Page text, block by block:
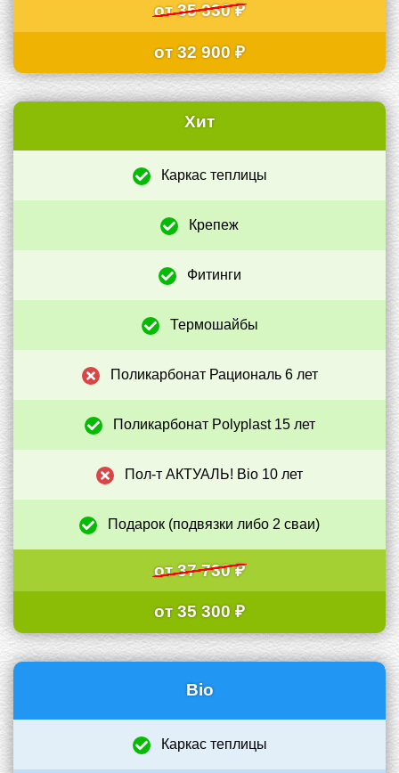
от 35 330 ₽
от 32 900 ₽
Хит
Каркас теплицы
Крепеж
Фитинги
Термошайбы
Поликарбонат Рациональ 6 лет
Поликарбонат Polyplast 15 лет
Пол-т АКТУАЛЬ! Bio 10 лет
Подарок (подвязки либо 2 сваи)
от 37 730 ₽
от 35 300 ₽
Bio
Каркас теплицы